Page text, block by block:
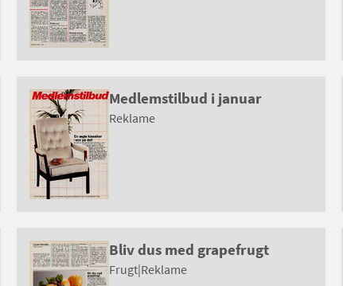
Medlemstilbud i januar
Reklame
Bliv dus med grapefrugt
Frugt|Reklame